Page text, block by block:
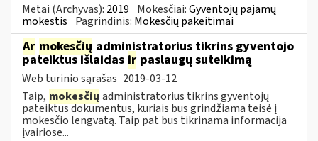
Metai (Archyvas): 2019 Mokesčiai:Gyventojų pajamų
mokestis Pagrindinis: Mokesčių pakeitimai
Ar mokesčių administratorius tikrins gyventojo
pateiktus išlaidas ir paslaugų suteikimą
Web turinio sąrašas 2019-03-12
Taip, mokesčių administratorius tikrins gyventojų
pateiktus dokumentus, kuriais bus grindžiama teisė į
mokesčio lengvatą. Taip pat bus tikrinama informacija
įvairiose...